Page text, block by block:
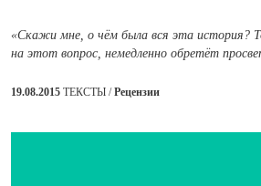
«Скажи мне, о чём была вся эта история?
на этот вопрос, немедленно обретёт
19.08.2015 ТЕКСТЫ /Рецензии